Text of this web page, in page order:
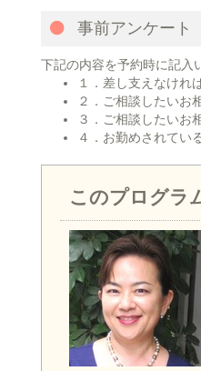
事前アンケート
下記の内容を予約時に記入
１．差し支えなけれ
２．ご相談したいお
３．ご相談したいお
４．お勤めされてい
このプログラ